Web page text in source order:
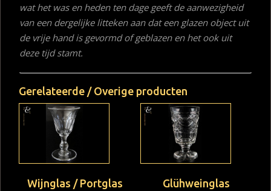
wat het was en heden ten dage geeft de aanwezigheid
van een dergelijke litteken aan dat een glazen object uit
de vrije hand is gevormd of geblazen en het ook uit
deze tijd stamt.
Gerelateerde / Overige producten
Wijnglas / Portglas Glühweinglas